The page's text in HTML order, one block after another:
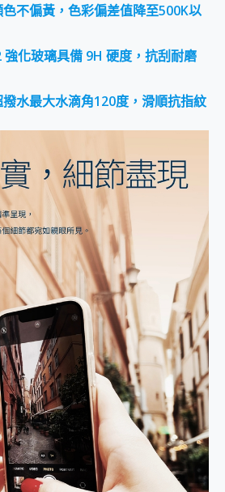
不偏黃，色彩偏差值降至500K以
強化玻璃具備 9H 硬度，抗刮耐磨
水最大水滴角120度，滑順抗指紋